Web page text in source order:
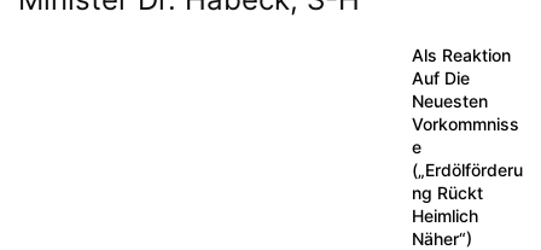
Als Reaktion
Auf Die
Neuesten
Vorkommniss
E
(„Erdölförderu
Ng Rückt
Heimlich
Näher“)